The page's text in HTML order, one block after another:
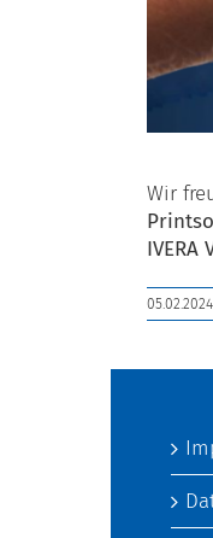
Wir
05.02.2024